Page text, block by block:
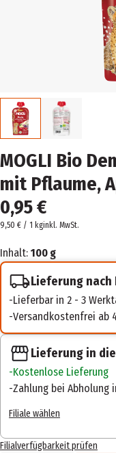
MOGLI Bio
mit Pflaume,
0,95 €
9,50 € / 1 kginkl. MwSt.
Inhalt: 100 g
Lieferung nach
Lieferbar in 2 - 3
Versandkostenfrei ab
Lieferung in
Kostenlose Lieferung
Zahlung bei Abholung
Filiale wählen
Filialverfügbarkeit prüfen